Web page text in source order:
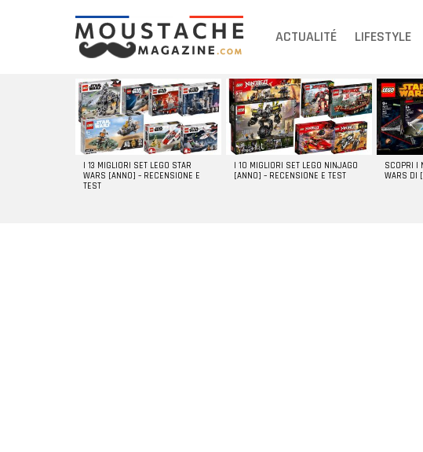
ACTUALITÉ LIFESTYLE
DERNIERS
ARTICLES
I 13 MIGLIORI SET LEGO STAR
WARS [ANNO] – RECENSIONE E
TEST
I 10 MIGLIORI SET LEGO NINJAGO
[ANNO] – RECENSIONE E TEST
SCOPRI I
WARS DI